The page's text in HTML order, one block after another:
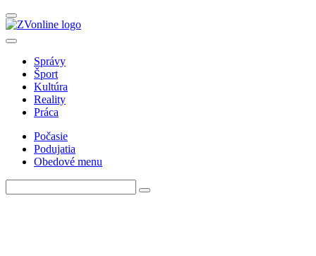
Správy
Šport
Kultúra
Reality
Práca
Počasie
Podujatia
Obedové menu